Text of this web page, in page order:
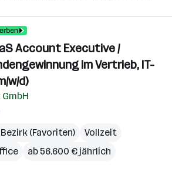
Account Executive /
im Vertrieb, IT-
w/d)
Bezirk (Favoriten)
Vollzeit
ab 56.600 € jährlich